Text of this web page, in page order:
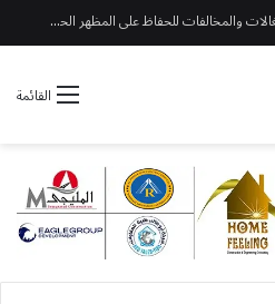
جهاز العبور يواصل مواجهة الإشغالات والمخالفات للحفاظ على المظهر الحضاري
القائمة